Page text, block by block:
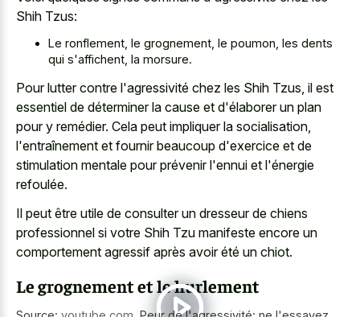
Shih Tzus:
Le ronflement, le grognement, le poumon, les dents
qui s'affichent, la morsure.
Pour lutter contre l'agressivité chez les Shih Tzus, il est
essentiel de déterminer la cause et d'élaborer un plan
pour y remédier. Cela peut impliquer la socialisation,
l'entraînement et fournir beaucoup d'exercice et de
stimulation mentale pour prévenir l'ennui et l'énergie
refoulée.
Il peut être utile de consulter un dresseur de chiens
professionnel si votre Shih Tzu manifeste encore un
comportement agressif après avoir été un chiot.
Le grognement et le hurlement